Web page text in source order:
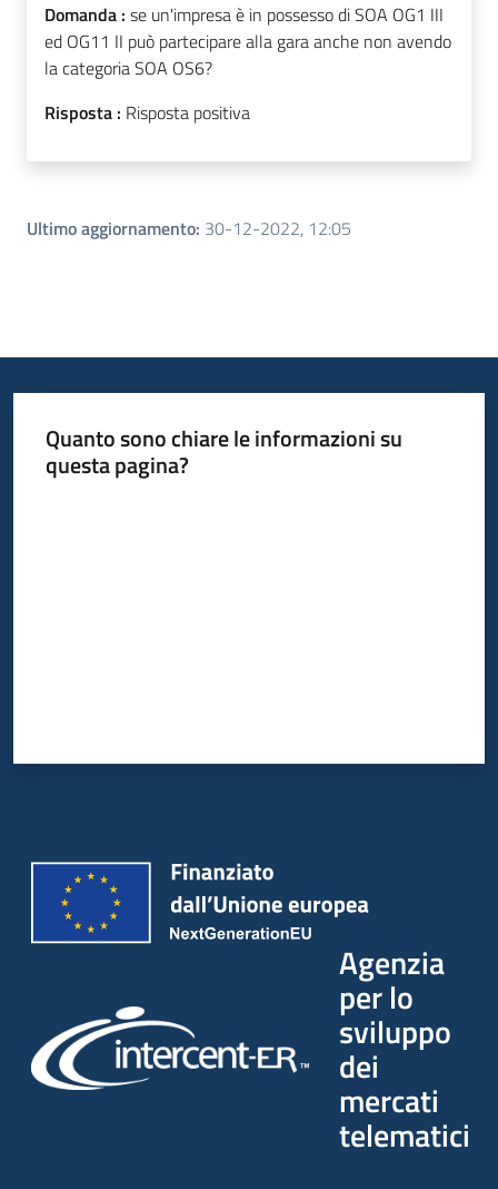
Domanda : se un'impresa è in possesso di SOA OG1 III
ed OG11 II può partecipare alla gara anche non avendo
la categoria SOA OS6?
Risposta : Risposta positiva
Ultimo aggiornamento: 30-12-2022, 12:05
Quanto sono chiare le informazioni su
questa pagina?
Agenzia
per lo
sviluppo
dei
mercati
telematici